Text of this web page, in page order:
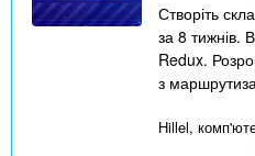
Створіть
за 8 тижнів.
Redux.
з
Hillel,